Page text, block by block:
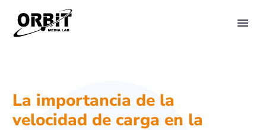
La importancia de la
velocidad de carga en la